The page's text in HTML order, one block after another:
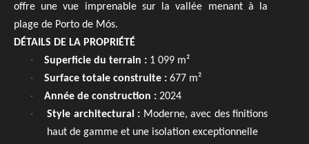
offre une vue imprenable sur la vallée menant à la
plage de Porto de Mós.
DÉTAILS DE LA PROPRIÉTÉ
· Superficie du terrain : 1 099 m²
· Surface totale construite : 677 m²
· Année de construction : 2024
· Style architectural : Moderne, avec des finitions
haut de gamme et une isolation exceptionnelle